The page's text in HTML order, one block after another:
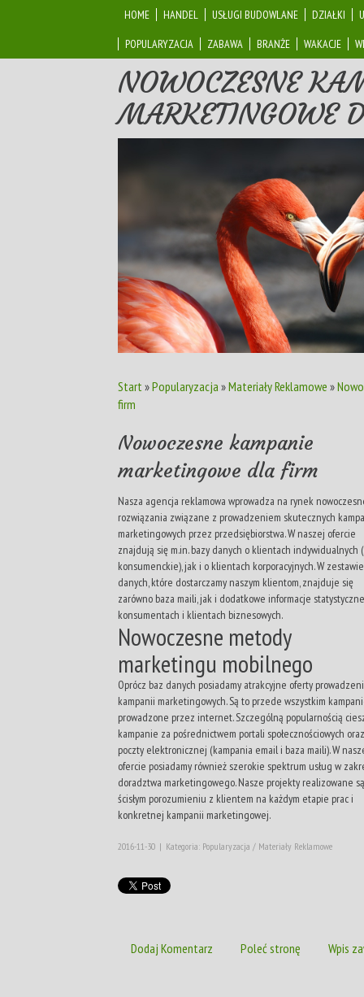
HOME HANDEL USŁUGI BUDOWLANE DZIAŁKI
POPULARYZACJA
ZABAWA BRANŻE WAKACJE
NOWOCZESNE
MARKETINGOWE
Start »Popularyzacja »Materiały Reklamowe »
firm
Nowoczesne kampanie
marketingowe dla firm
Nasza agencja reklamowa wprowadza na rynek
rozwiązania związane z prowadzeniem skutecznych
marketingowych przez przedsiębiorstwa. W naszej ofercie
znajdują się m.in. bazy danych o klientach indywidualnych
konsumenckie), jak i o klientach korporacyjnych. W zestawie
danych, które dostarczamy naszym klientom, znajduje się
zarówno baza maili, jak i dodatkowe informacje
konsumentach i klientach biznesowych.
Nowoczesne metody
marketingu mobilnego
Oprócz baz danych posiadamy atrakcyjne oferty
kampanii marketingowych. Są to przede wszystkim
prowadzone przez internet. Szczególną popularnością
kampanie za pośrednictwem portali społecznościowych oraz
poczty elektronicznej (kampania email i baza maili). W
ofercie posiadamy również szerokie spektrum usług w
doradztwa marketingowego. Nasze projekty realizowane
ścisłym porozumieniu z klientem na każdym etapie prac i
konkretnej kampanii marketingowej.
2016-11-30 | Kategoria: Popularyzacja / Materiały Reklamowe
Dodaj Komentarz Poleć stronę Wpis